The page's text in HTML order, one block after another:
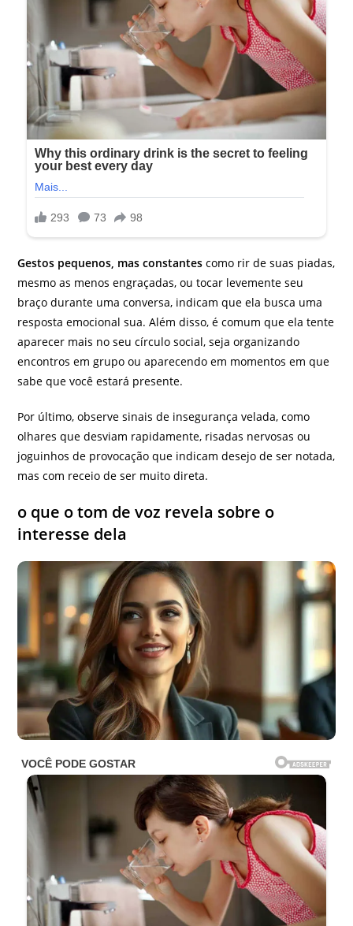
Gestos pequenos, mas constantes como rir de suas piadas,
mesmo as menos engraçadas, ou tocar levemente seu
braço durante uma conversa, indicam que ela busca uma
resposta emocional sua. Além disso, é comum que ela tente
aparecer mais no seu círculo social, seja organizando
encontros em grupo ou aparecendo em momentos em que
sabe que você estará presente.
Por último, observe sinais de insegurança velada, como
olhares que desviam rapidamente, risadas nervosas ou
joguinhos de provocação que indicam desejo de ser notada,
mas com receio de ser muito direta.
o que o tom de voz revela sobre o
interesse dela